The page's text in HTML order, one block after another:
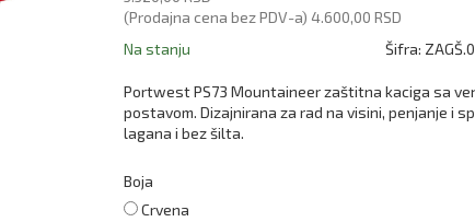
(Prodajna cena bez PDV-a) 4.600,00 RSD
Na stanju
Šifra:
Portwest PS73 Mountaineer zaštitna kaciga sa
postavom. Dizajnirana za rad na visini, penjanje i
lagana i bez šilta.
Boja
Crvena